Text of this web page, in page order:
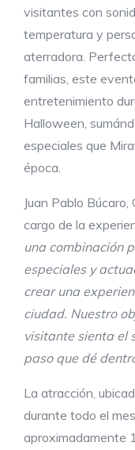
visitantes con
temperatura y
aterradora.
familias, este
entretenimiento
Halloween,
especiales que
época.
Juan Pablo
cargo de la
una combinación
especiales y
crear una
ciudad. Nuestro
visitante sienta el
paso que dé
La atracción,
durante todo el
aproximadamente